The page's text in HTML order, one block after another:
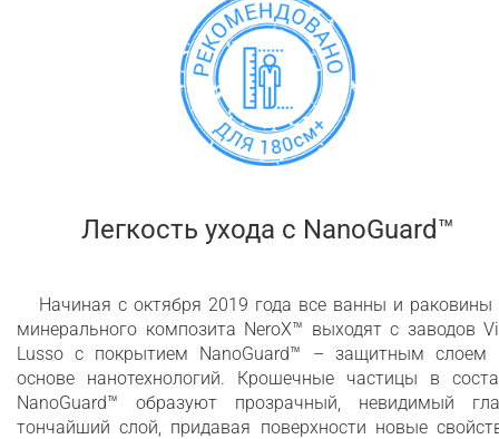
Легкость ухода c NanoGuard™
Начиная с октября 2019 года все ванны и раковины
минерального композита NeroX™ выходят с заводов
Lusso с покрытием NanoGuard™ – защитным слоем
основе нанотехнологий. Крошечные частицы в
NanoGuard™ образуют прозрачный, невидимый
тончайший слой, придавая поверхности новые